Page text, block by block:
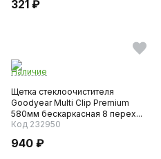
321 ₽
Наличие
Щетка стеклоочистителя
Goodyear Multi Clip Premium
580мм бескаркасная 8 перех...
Код 232950
940 ₽